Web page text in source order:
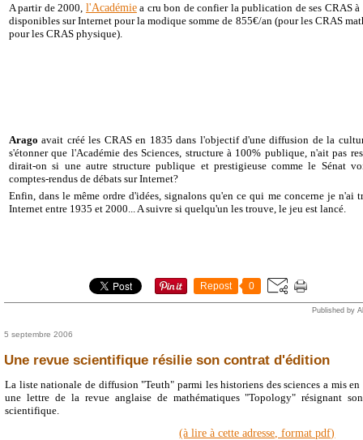
A partir de 2000, l'Académiea cru bon de confier la publication de ses CRAS
disponibles sur Internet pour la modique somme de 855€/an (pour les CRAS
pour les CRAS physique).
Arago avait créé les CRAS en 1835 dans l'objectif d'une diffusion de la
s'étonner que l'Académie des Sciences, structure à 100% publique, n'ait pas
dirait-on si une autre structure publique et prestigieuse comme le Sénat
comptes-rendus de débats sur Internet?
Enfin, dans le même ordre d'idées, signalons qu'en ce qui me concerne je n'ai
Internet entre 1935 et 2000... A suivre si quelqu'un les trouve, le jeu est lancé.
Repost 0
Published by
5 septembre 2006
Une revue scientifique résilie son contrat d'édition
La liste nationale de diffusion "Teuth" parmi les historiens des sciences a mis en
une lettre de la revue anglaise de mathématiques "Topology" résignant
scientifique.
(à lire à cette adresse, format pdf)